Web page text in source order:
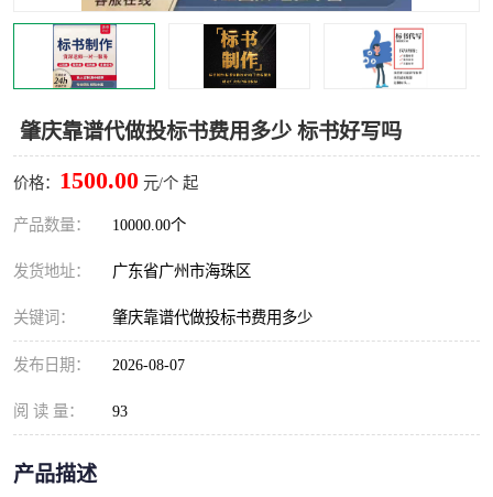
肇庆靠谱代做投标书费用多少 标书好写吗
价格： 1500.00 元/个 起
产品数量： 10000.00个
发货地址： 广东省广州市海珠区
关键词： 肇庆靠谱代做投标书费用多少
发布日期： 2026-08-07
阅 读 量： 93
产品描述